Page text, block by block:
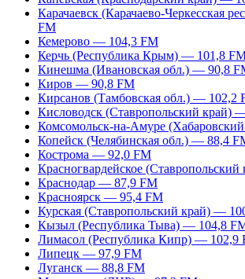
Карачаевск (Карачаево-Черкесская
FM
Кемерово — 104,3 FM
Керчь (Республика Крым) — 101,8
Кинешма (Ивановская обл.) — 90,8
Киров — 90,8 FM
Кирсанов (Тамбовская обл.) — 102,2
Кисловодск (Ставропольский край)
Комсомольск-на-Амуре
Копейск (Челябинская обл.) — 88,4
Кострома — 92,0 FM
Красногвардейское
Краснодар — 87,9 FM
Красноярск — 95,4 FM
Курская (Ставропольский край) —
Кызыл (Республика Тыва) — 104,8
Лимасол (Республика Кипр) — 102,9
Липецк — 97,9 FM
Луганск — 88,8 FM